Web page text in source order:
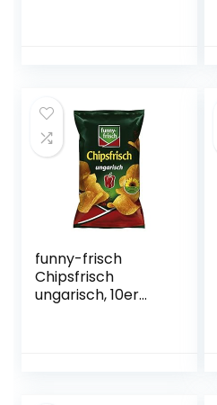
funny-frisch
Chipsfrisch
ungarisch, 10er